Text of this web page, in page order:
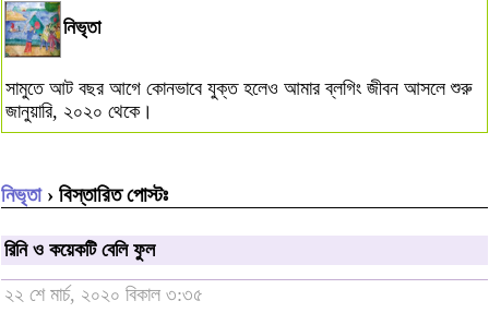
নিভৃতা
সামুতে আট বছর আগে কোনভাবে যুক্ত হলেও আমার ব্লগিং জীবন আসলে শুরু
জানুয়ারি, ২০২০ থেকে।
নিভৃতা › বিস্তারিত পোস্টঃ
রিনি ও কয়েকটি বেলি ফুল
২২ শে মার্চ, ২০২০ বিকাল ৩:৩৫